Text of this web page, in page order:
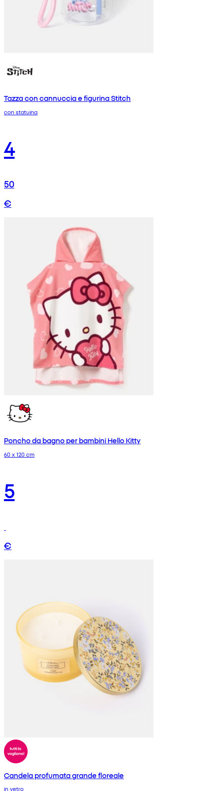
Tazza con cannuccia e figurina Stitch
con statuina
4
50
€
Poncho da bagno per bambini Hello Kitty
60 x 120 cm
5
€
Candela profumata grande floreale
in vetro